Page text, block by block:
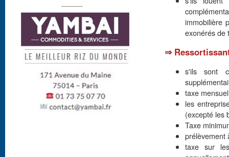
immobilière
exonérés de
⇒
s'ils sont
taxe
les
(excepté les
Taxe
prélèvement
taxe sur